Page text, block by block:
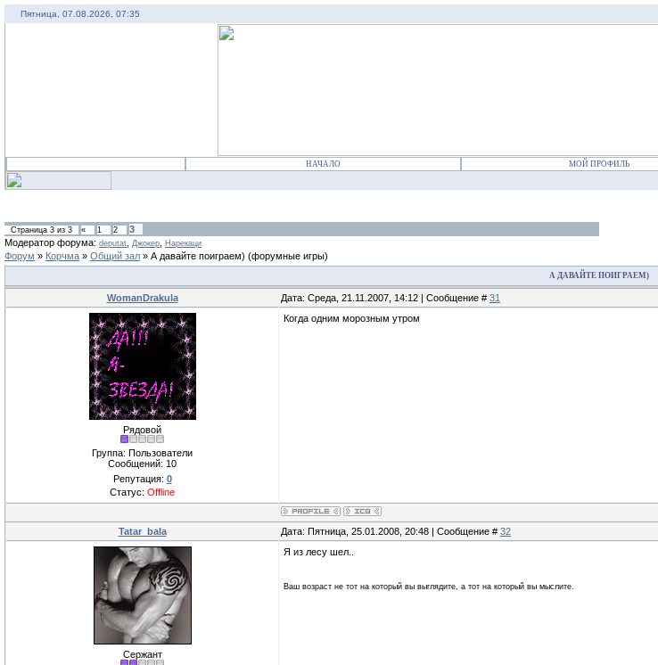
Пятница, 07.08.2026, 07:35
НАЧАЛО МОЙ ПРОФИЛЬ
Страница 3 из 3 « 1 2
3
Модератор форума: deputat Джокер Нарекаци
Форум » Корчма » Общий зал » А давайте поиграем) (форумные игры)
А ДАВАЙТЕ ПОИГРАЕМ)
WomanDrakula Дата: Среда, 21.11.2007, 14:12 | Сообщение # 31
Рядовой
Группа: Пользователи
Сообщений: 10
Репутация: 0
Статус: Offline
Когда одним морозным утром
Tatar_bala Дата: Пятница, 25.01.2008, 20:48 | Сообщение # 32
Сержант
Я из лесу шел..
Ваш возраст не тот на который вы выглядите, а тот на который вы мыслите.